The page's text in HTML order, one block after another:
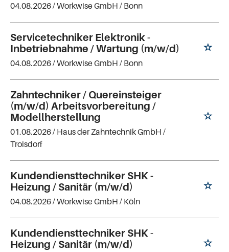
04.08.2026 /Workwise GmbH / Bonn
Servicetechniker Elektronik -
Inbetriebnahme / Wartung (m/w/d)
04.08.2026 /Workwise GmbH / Bonn
Zahntechniker / Quereinsteiger
(m/w/d) Arbeitsvorbereitung /
Modellherstellung
01.08.2026 / Haus der Zahntechnik GmbH /
Troisdorf
Kundendiensttechniker SHK -
Heizung / Sanitär (m/w/d)
04.08.2026 /Workwise GmbH / Köln
Kundendiensttechniker SHK -
Heizung / Sanitär (m/w/d)